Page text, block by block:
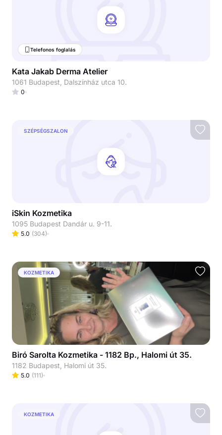
Telefonos foglalás
Kata Jakab Derma Atelier
1061 Budapest, Dalszínház utca 10.
0
SZÉPSÉGSZALON
iSkin Kozmetika
1095 Budapest Dandár u. 9-11.
5.0 (304)
KOZMETIKA
Biró Sarolta Kozmetika - 1182 Bp., Halomi út 35.
1182 Budapest, Halomi út 35.
5.0 (111)
KOZMETIKA